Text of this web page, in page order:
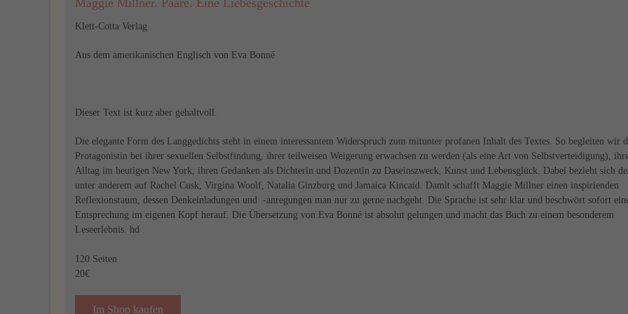
Maggie Millner. Paare. Eine Liebesgeschichte
Klett-Cotta Verlag
Aus dem amerikanischen Englisch von Eva Bonné
Dieser Text ist kurz aber gehaltvoll.
Die elegante Form des Langgedichts steht in einem interessantem Widerspruch zum mitunter profanen Inhalt des Textes. So begleiten wir
Protagonistin bei ihrer sexuellen Selbstfindung, ihrer teilweisen Weigerung erwachsen zu werden (als eine Art von Selbstverteidigung),
Alltag im heutigen New York, ihren Gedanken als Dichterin und Dozentin zu Daseinszweck, Kunst und Lebensglück. Dabei bezieht sich
unter anderem auf Rachel Cusk, Virgina Woolf, Natalia Ginzburg und Jamaica Kincaid. Damit schafft Maggie Millner einen inspirienden
Reflexionsraum, dessen Denkeinladungen und -anregungen man nur zu gerne nachgeht. Die Sprache ist sehr klar und beschwört sofort
Entsprechung im eigenen Kopf herauf. Die Übersetzung von Eva Bonné ist absolut gelungen und macht das Buch zu einem besonderem
Leseerlebnis. hd
120 Seiten
20€
Im Shop kaufen